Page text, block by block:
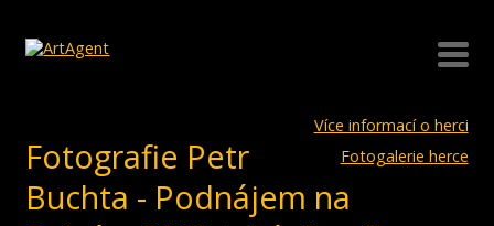
Více informací o herci
Fotogalerie herce
Fotografie Petr
Buchta - Podnájem na